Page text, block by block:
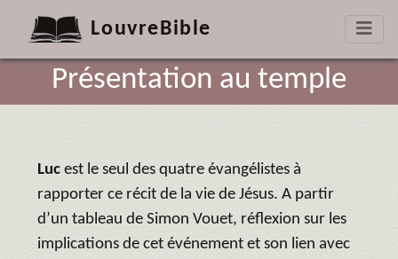
LouvreBible
Présentation au temple
Luc est le seul des quatre évangélistes à
rapporter ce récit de la vie de Jésus. A partir
d’un tableau de Simon Vouet, réflexion sur les
implications de cet événement et son lien avec